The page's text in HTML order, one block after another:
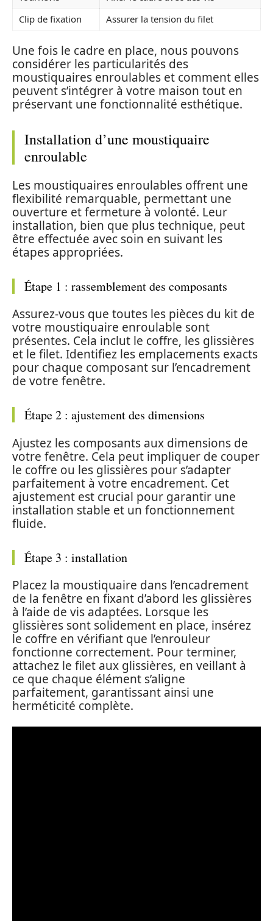
Clip de fixation
Assurer la tension du filet
Une fois le cadre en place, nous pouvons
considérer les particularités des
moustiquaires enroulables et comment elles
peuvent s’intégrer à votre maison tout en
préservant une fonctionnalité esthétique.
Installation d’une moustiquaire
enroulable
Les moustiquaires enroulables offrent une
flexibilité remarquable, permettant une
ouverture et fermeture à volonté. Leur
installation, bien que plus technique, peut
être effectuée avec soin en suivant les
étapes appropriées.
Étape 1 : rassemblement des composants
Assurez-vous que toutes les pièces du kit de
votre moustiquaire enroulable sont
présentes. Cela inclut le coffre, les glissières
et le filet. Identifiez les emplacements exacts
pour chaque composant sur l’encadrement
de votre fenêtre.
Étape 2 : ajustement des dimensions
Ajustez les composants aux dimensions de
votre fenêtre. Cela peut impliquer de couper
le coffre ou les glissières pour s’adapter
parfaitement à votre encadrement. Cet
ajustement est crucial pour garantir une
installation stable et un fonctionnement
fluide.
Étape 3 : installation
Placez la moustiquaire dans l’encadrement
de la fenêtre en fixant d’abord les glissières
à l’aide de vis adaptées. Lorsque les
glissières sont solidement en place, insérez
le coffre en vérifiant que l’enrouleur
fonctionne correctement. Pour terminer,
attachez le filet aux glissières, en veillant à
ce que chaque élément s’aligne
parfaitement, garantissant ainsi une
herméticité complète.